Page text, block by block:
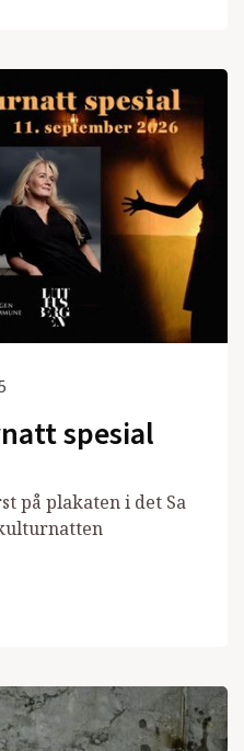
spesial
på plakaten i det Sa